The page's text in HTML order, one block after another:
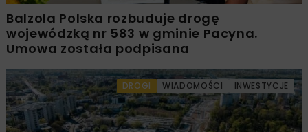
Balzola Polska rozbuduje drogę
wojewódzką nr 583 w gminie Pacyna.
Umowa została podpisana
DROGI WIADOMOŚCI INWESTYCJE